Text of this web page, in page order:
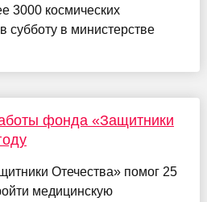
3000 космических
субботу в министерстве
фонда «Защитники
Отечества» помог 25
медицинскую